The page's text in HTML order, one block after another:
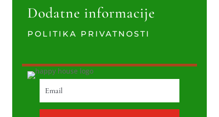
Dodatne informacije
POLITIKA PRIVATNOSTI